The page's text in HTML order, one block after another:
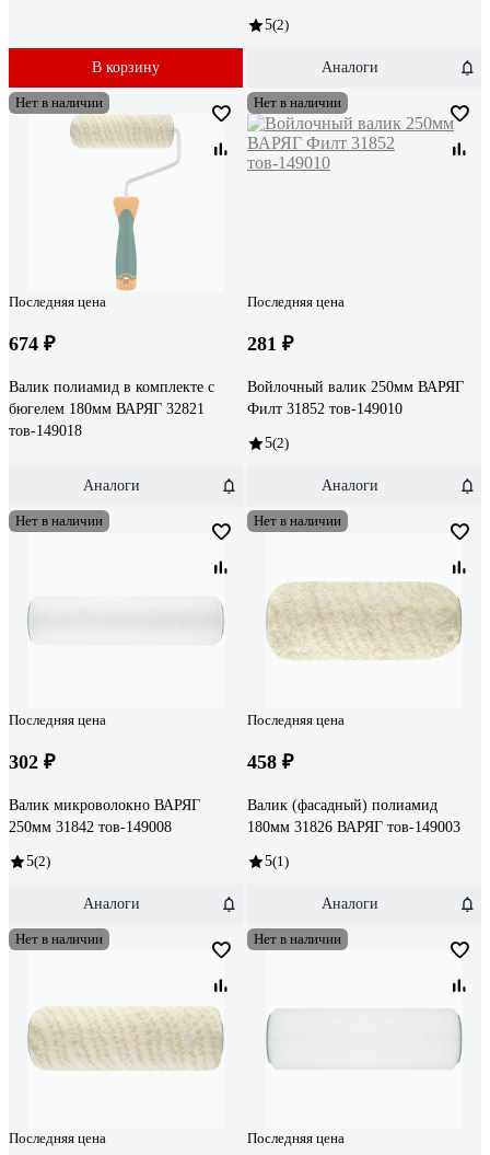
В корзину
5(2)
Аналоги
Нет в наличии
Последняя цена
674 ₽
Валик полиамид в комплекте с
бюгелем 180мм ВАРЯГ 32821
тов-149018
Аналоги
Нет в наличии
Последняя цена
281 ₽
Войлочный валик 250мм ВАРЯГ
Филт 31852 тов-149010
5(2)
Аналоги
Нет в наличии
Последняя цена
302 ₽
Валик микроволокно ВАРЯГ
250мм 31842 тов-149008
5(2)
Аналоги
Нет в наличии
Последняя цена
458 ₽
Валик (фасадный) полиамид
180мм 31826 ВАРЯГ тов-149003
5(1)
Аналоги
Нет в наличии
Последняя цена
Нет в наличии
Последняя цена